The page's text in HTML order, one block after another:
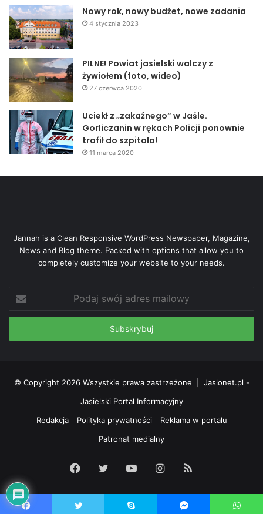
Nowy rok, nowy budżet, nowe zadania
4 stycznia 2023
PILNE! Powiat jasielski walczy z
żywiołem (foto, wideo)
27 czerwca 2020
Uciekł z „zakaźnego” w Jaśle.
Gorliczanin w rękach Policji ponownie
trafił do szpitala!
11 marca 2020
Jannah is a Clean Responsive WordPress Newspaper, Magazine,
News and Blog theme. Packed with options that allow you to
completely customize your website to your needs.
swój
adres
© Copyright 2026 Wszystkie prawa zastrzeżone | Jaslonet.pl -
Jasielski Portal Informacyjny
Redakcja
Polityka prywatności
Reklama w portalu
Patronat medialny
Facebook
Twitter YouTubeInstagram